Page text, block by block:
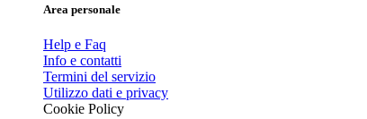
Area personale
Help e Faq
Info e contatti
Termini del servizio
Utilizzo dati e privacy
Cookie Policy